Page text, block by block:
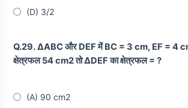
(D) 3/2
Q.29. ∆ABC और DEF में BC = 3 cm, EF = 4
क्षेत्रफल 54 cm2 तो ∆DEF का क्षेत्रफल = ?
(A) 90 cm2